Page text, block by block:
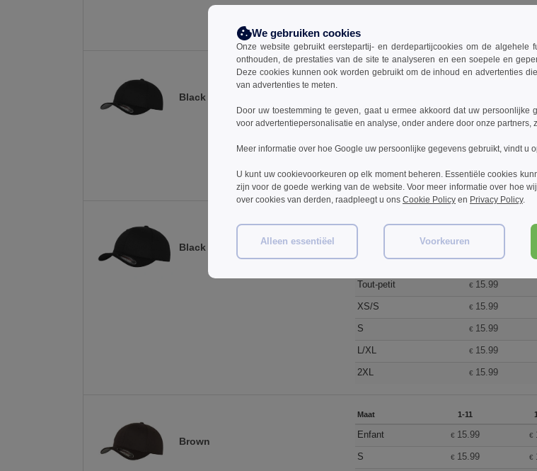
Black
Maat 1-11 12-
S €15.99 €
15.99
2XL €15.99 €
Black / Black €
15.99
Tout-petit € 15.99
XS/S € 15.99
S € 15.99
L/XL € 15.99
2XL € 15.99
Brown
Maat 1-11
Enfant € 15.99 €
S € 15.99 €
We gebruiken cookies
Onze website gebruikt eerstepartij- en derdepartijcookies om de algehele
onthouden, de prestaties van de site te analyseren en een soepele en
Deze cookies kunnen ook worden gebruikt om de inhoud en advertenties
van advertenties te meten.
Door uw toestemming te geven, gaat u ermee akkoord dat uw persoonlijke
voor advertentiepersonalisatie en analyse, onder andere door onze partners,
Meer informatie over hoe Google uw persoonlijke gegevens gebruikt, vindt u
U kunt uw cookievoorkeuren op elk moment beheren. Essentiële cookies
zijn voor de goede werking van de website. Voor meer informatie over hoe
over cookies van derden, raadpleegt u ons Cookie Policy en Privacy Policy.
Alleen essentiëel Voorkeuren